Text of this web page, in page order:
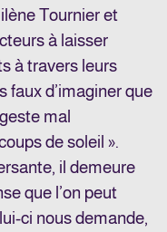
Tournier et
à laisser
à travers leurs
faux d’imaginer que
mal
de soleil ».
il demeure
que l’on peut
ci nous demande,